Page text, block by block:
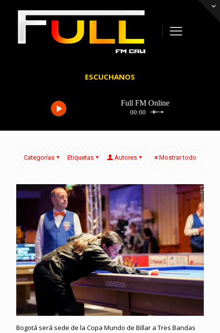
ESCUCHANOS
Categorías Etiquetas Autores Mostrar todo
Bogotá será sede de la Copa Mundo de Billar a Tres Bandas